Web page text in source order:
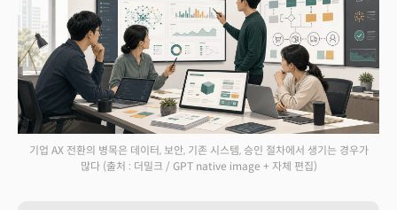
기업 AX 전환의 병목은 데이터, 보안, 기존 시스템, 승인 절차에서 생기는 경우가
많다 (출처 : 더밀크 / GPT native image + 자체 편집)